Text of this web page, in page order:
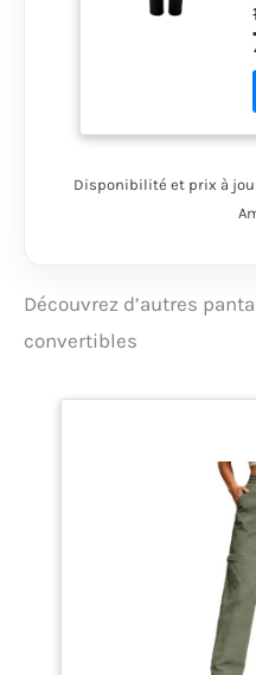
Disponibilité et prix à
Découvrez d’autres
convertibles